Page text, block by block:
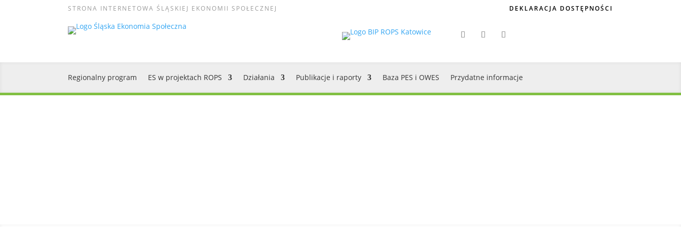
STRONA INTERNETOWA ŚLĄSKIEJ EKONOMII SPOŁECZNEJ DEKLARACJA DOSTĘPNOŚCI
Regionalny program ES w projektach ROPS Działania Publikacje i raporty Baza PES i OWES Przydatne informacje